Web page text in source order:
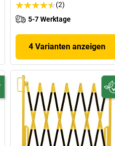
(2)
5-7 Werktage
4 Varianten anzeigen